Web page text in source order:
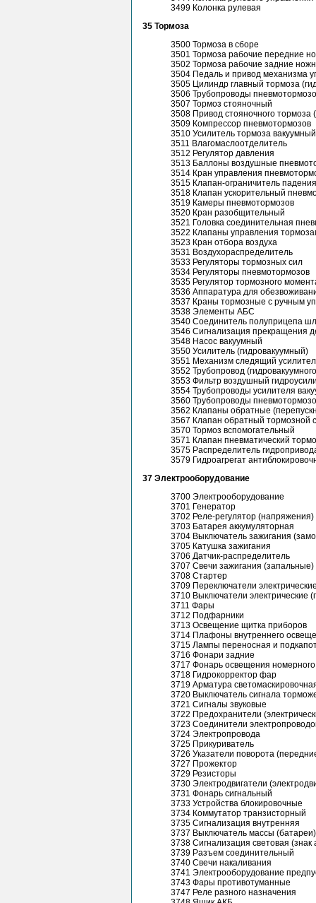
3499 Колонка рулевая
35 Тормоза
3500 Тормоза в сборе
3501 Тормоза рабочие передние
3502 Тормоза рабочие задние
3504 Педаль и привод механизма
3505 Цилиндр главный тормоза
3506 Трубопроводы
3507 Тормоз стояночный
3508 Привод стояночного
3509 Компрессор пневмотормозов
3510 Усилитель тормоза вакуумный
3511 Влагомаслоотделитель
3512 Регулятор давления
3513 Баллоны воздушные
3514 Кран управления
3515 Клапан-ограничитель
3518 Клапан ускорительный
3519 Камеры пневмотормозов
3520 Кран разобщительный
3521 Головка соединительная
3522 Клапаны управления
3523 Кран отбора воздуха
3531 Воздухораспределитель
3533 Регуляторы тормозных сил
3534 Регуляторы пневмотормозов
3535 Регулятор тормозного
3536 Аппаратура для
3537 Краны тормозные с ручным
3538 Элементы АБС
3540 Соединитель полуприцепа
3546 Сигнализация прекращения
3548 Насос вакуумный
3550 Усилитель (гидровакуумный)
3551 Механизм следящий
3552 Трубопровод
3553 Фильтр воздушный
3554 Трубопроводы усилителя
3560 Трубопроводы
3562 Клапаны обратные
3567 Клапан обратный тормозной
3570 Тормоз вспомогательный
3571 Клапан пневматический
3575 Распределитель
3579 Гидроагрегат
37 Электрооборудование
3700 Электрооборудование
3701 Генератор
3702 Реле-регулятор (напряжения)
3703 Батарея аккумуляторная
3704 Выключатель зажигания
3705 Катушка зажигания
3706 Датчик-распределитель
3707 Свечи зажигания (запальные)
3708 Стартер
3709 Переключатели
3710 Выключатели электрические
3711 Фары
3712 Подфарники
3713 Освещение щитка приборов
3714 Плафоны внутреннего
3715 Лампы переносная и
3716 Фонари задние
3717 Фонарь освещения номерного
3718 Гидрокорректор фар
3719 Арматура
3720 Выключатель сигнала
3721 Сигналы звуковые
3722 Предохранители
3723 Соединители
3724 Электропровода
3725 Прикуриватель
3726 Указатели поворота
3727 Прожектор
3729 Резисторы
3730 Электродвигатели
3731 Фонарь сигнальный
3733 Устройства блокировочные
3734 Коммутатор транзисторный
3735 Сигнализация внутренняя
3737 Выключатель массы (батареи)
3738 Сигнализация световая (знак
3739 Разъем соединительный
3740 Свечи накаливания
3741 Электрооборудование
3743 Фары противотуманные
3747 Реле разного назначения